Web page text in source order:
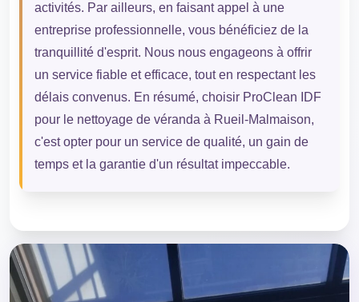
activités. Par ailleurs, en faisant appel à une
entreprise professionnelle, vous bénéficiez de la
tranquillité d'esprit. Nous nous engageons à offrir
un service fiable et efficace, tout en respectant les
délais convenus. En résumé, choisir ProClean IDF
pour le nettoyage de véranda à Rueil-Malmaison,
c'est opter pour un service de qualité, un gain de
temps et la garantie d'un résultat impeccable.